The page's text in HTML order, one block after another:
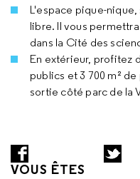
L'espace pique-
libre. Il vous
dans la Cité des
En extérieur, profitez
publics et 3 700 m²
sortie côté parc de la
VOUS ÊTES